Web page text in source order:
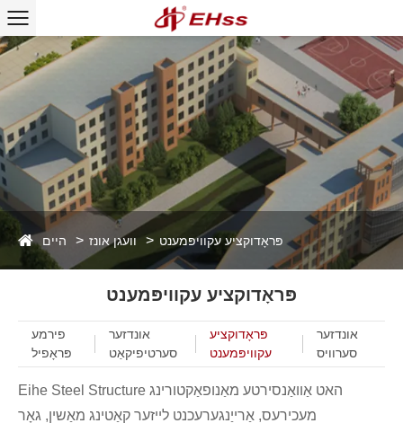
היים וועגן אונז פּראָדוקציע עקוויפּמענט
פּראָדוקציע עקוויפּמענט
פירמע
פּראָפיל
אונדזער
סערטיפיקאַט
פּראָדוקציע
עקוויפּמענט
אונדזער
סערוויס
Eihe Steel Structure האט אַוואַנסירטע מאַנופאַקטורינג
מעכירעס, אַרייַנגערעכנט לייזער קאַטינג מאַשין, גאָר